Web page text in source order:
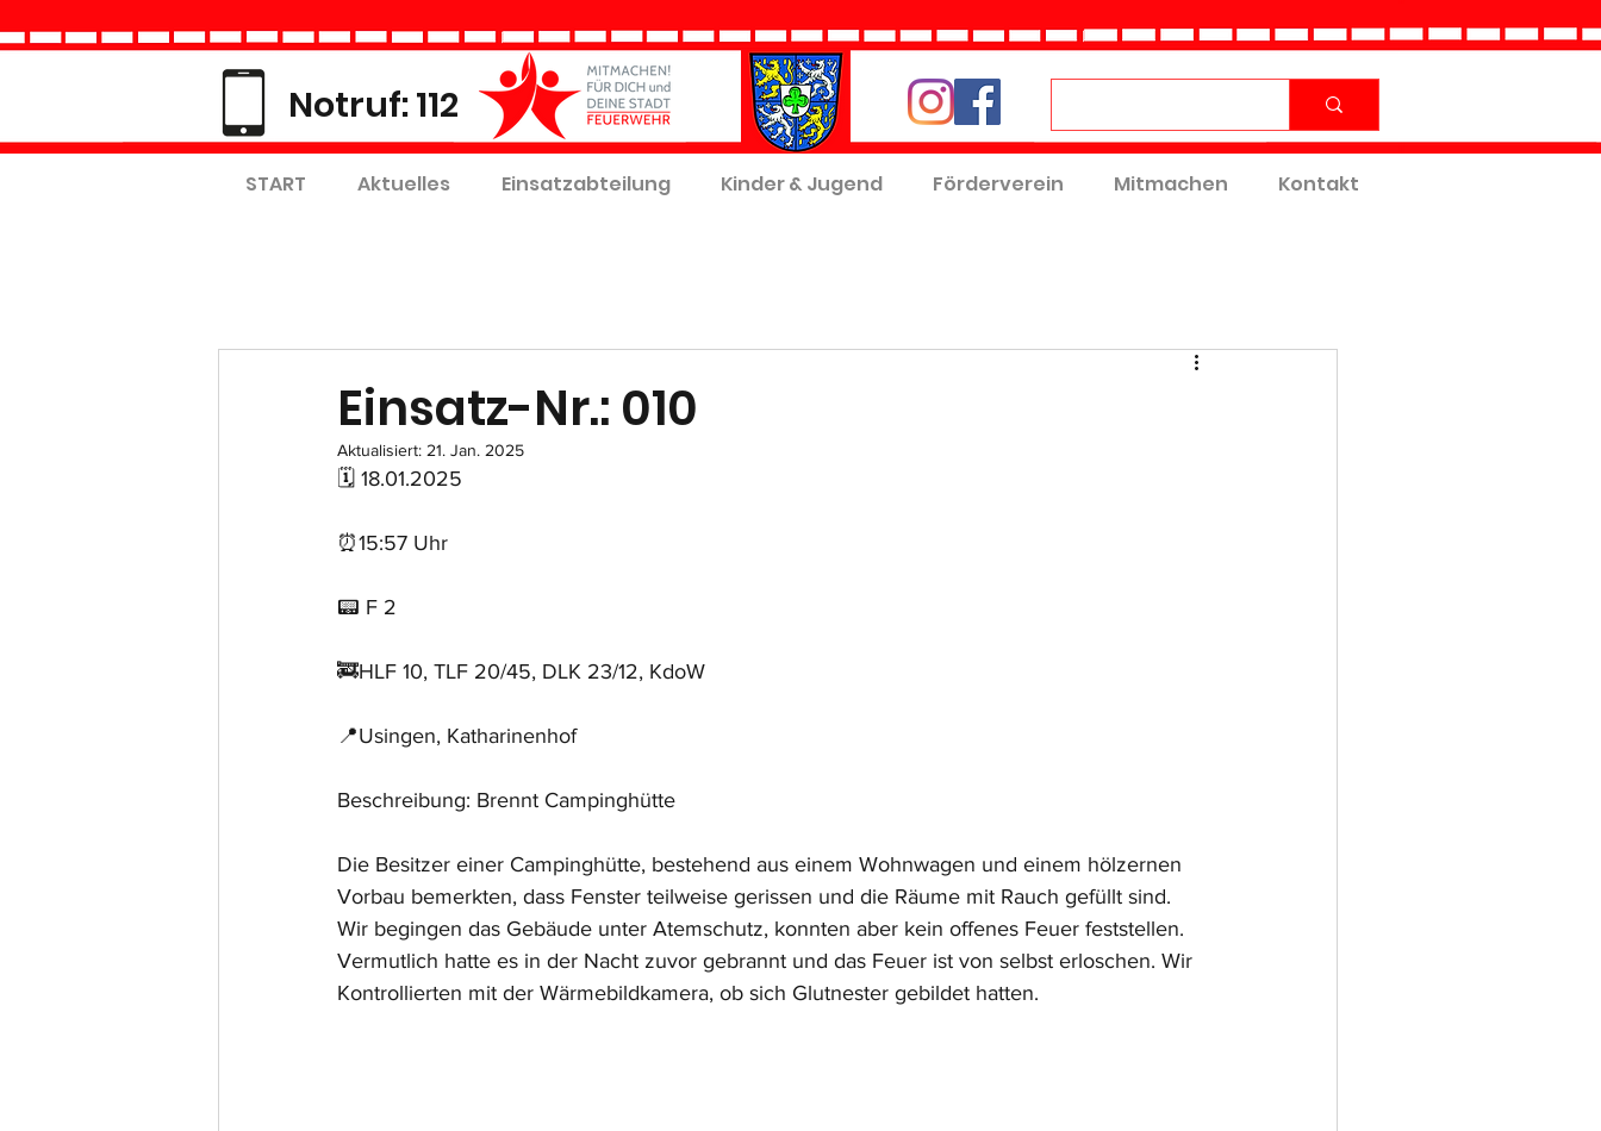
Notruf: 112
START Aktuelles Einsatzabteilung Kinder & Jugend Förderverein Mitmachen Kontakt
Einsatz-Nr.: 010
Aktualisiert: 21. Jan. 2025
🗓 18.01.2025
⏰15:57 Uhr
📟 F 2
🚒HLF 10, TLF 20/45, DLK 23/12, KdoW
📍Usingen, Katharinenhof
Beschreibung: Brennt Campinghütte
Die Besitzer einer Campinghütte, bestehend aus einem Wohnwagen und einem hölzernen
Vorbau bemerkten, dass Fenster teilweise gerissen und die Räume mit Rauch gefüllt sind.
Wir begingen das Gebäude unter Atemschutz, konnten aber kein offenes Feuer feststellen.
Vermutlich hatte es in der Nacht zuvor gebrannt und das Feuer ist von selbst erloschen. Wir
Kontrollierten mit der Wärmebildkamera, ob sich Glutnester gebildet hatten.